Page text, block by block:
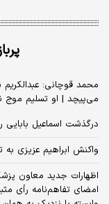
محمد قوچانی:
می‌پیچد | او تسلیم موج
درگذشت اسماعیل بابایی
واکنش ابراهیم عزیزی
امضای تفاهم‌نامه رأی